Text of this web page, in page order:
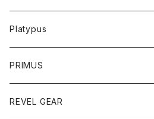
Platypus
PRIMUS
REVEL GEAR